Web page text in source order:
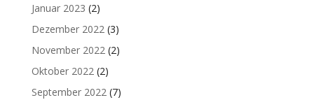
Januar 2023 (2)
Dezember 2022(3)
November 2022(2)
Oktober 2022(2)
September 2022(7)